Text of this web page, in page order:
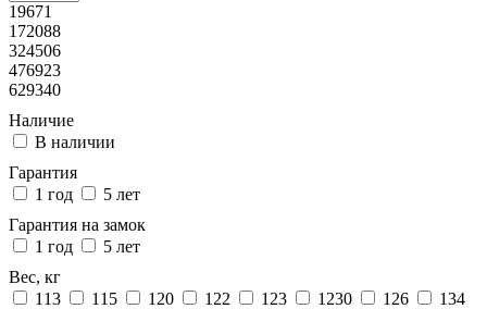
19671
172088
324506
476923
629340
Наличие
В наличии
Гарантия
1 год
5 лет
Гарантия на замок
1 год
5 лет
Вес, кг
113
115 120 122 123 1230 126
134